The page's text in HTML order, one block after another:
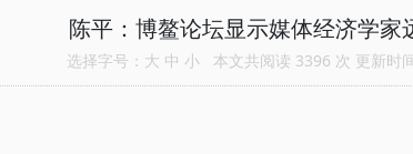
陈平：博鳌论坛显示媒体经济学家
选择字号： 大 中 小 本文共阅读 3396 次 更新时